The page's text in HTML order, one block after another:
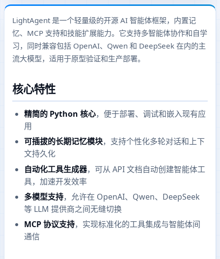
LightAgent 是一个轻量级的开源 AI 智能体框架，内置记
忆、MCP 支持和技能扩展能力。它支持多智能体协作和自学
习，同时兼容包括 OpenAI、Qwen 和 DeepSeek 在内的主
流大模型，适用于原型验证和生产部署。
核心特性
精简的 Python 核心，便于部署、调试和嵌入现有应
用
可插拔的长期记忆模块，支持个性化多轮对话和上下
文持久化
自动化工具生成器，可从 API 文档自动创建智能体工
具，加速开发效率
多模型支持，允许在 OpenAI、Qwen、DeepSeek
等 LLM 提供商之间无缝切换
MCP 协议支持，实现标准化的工具集成与智能体间
通信